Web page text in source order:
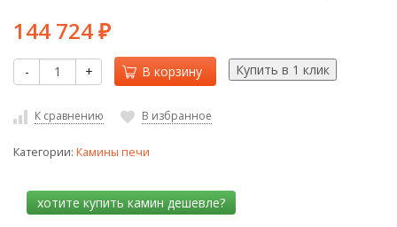
144 724 ₽
- + В корзину
К сравнению В избранное
Категории: Камины печи